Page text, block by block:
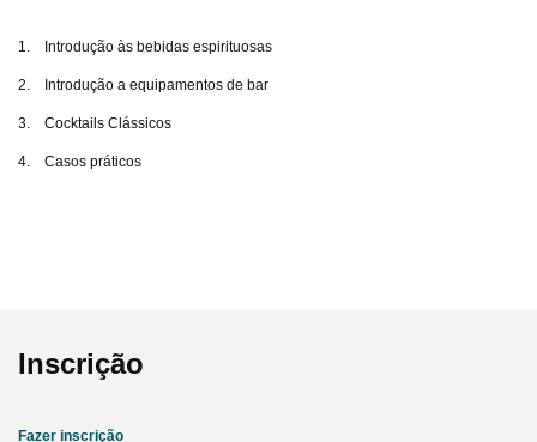
1. Introdução às bebidas espirituosas
2. Introdução a equipamentos de bar
3. Cocktails Clássicos
4. Casos práticos
Inscrição
Fazer inscrição